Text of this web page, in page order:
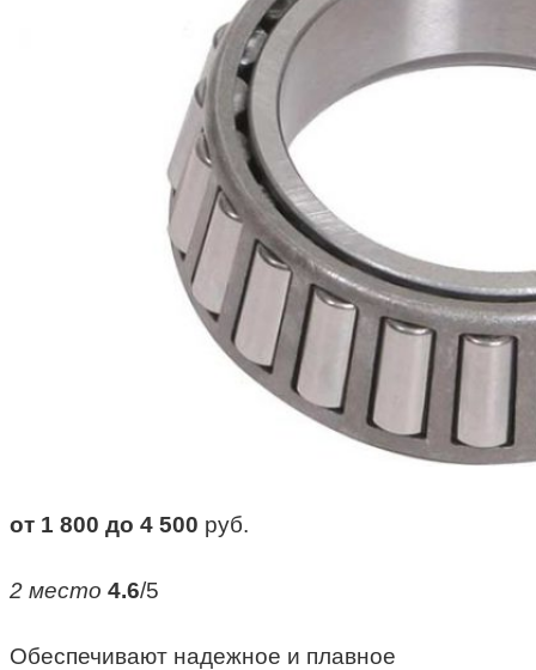
от 1 800 до 4 500 руб.
2 место 4.6/5
Обеспечивают надежное и плавное